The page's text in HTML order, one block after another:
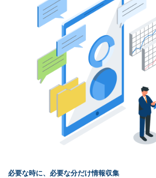
必要な時に、必要な分だけ情報収集